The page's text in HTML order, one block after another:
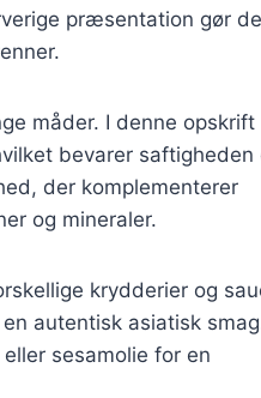
præsentation gør
måder. I denne opskrift
bevarer saftigheden
der komplementerer
og mineraler.
krydderier og
autentisk asiatisk
sesamolie for en